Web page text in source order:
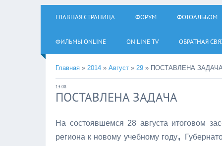
ГЛАВНАЯ СТРАНИЦА ФОРУМ ФОТОАЛЬБОМ
ФИЛЬМЫ ОNLINE ON LINE TV ОБРАТНАЯ
Главная » 2014 » Август » 29 » ПОСТАВЛЕНА
13:08
ПОСТАВЛЕНА ЗАДАЧА
На состоявшемся 28 августа итоговом
региона к новому учебному году,